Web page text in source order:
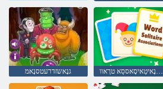
גנָאשזדרעטסנָאמ עריַאטילָאס סנָאיטַאיסָאססַא טרָאוו